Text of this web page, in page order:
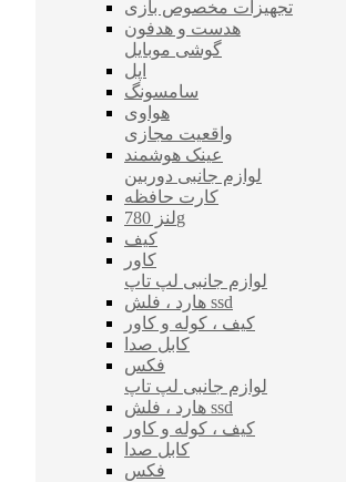
تجهیزات مخصوص بازی
هدست و هدفون
گوشی موبایل
اپل
سامسونگ
هواوی
واقعیت مجازی
عینک هوشمند
لوازم جانبی دوربین
کارت حافظه
لنز 780g
کیف
کاور
لوازم جانبی لپ تاپ
هارد ، فلش ssd
کیف ، کوله و کاور
کابل صدا
فکس
لوازم جانبی لپ تاپ
هارد ، فلش ssd
کیف ، کوله و کاور
کابل صدا
فکس